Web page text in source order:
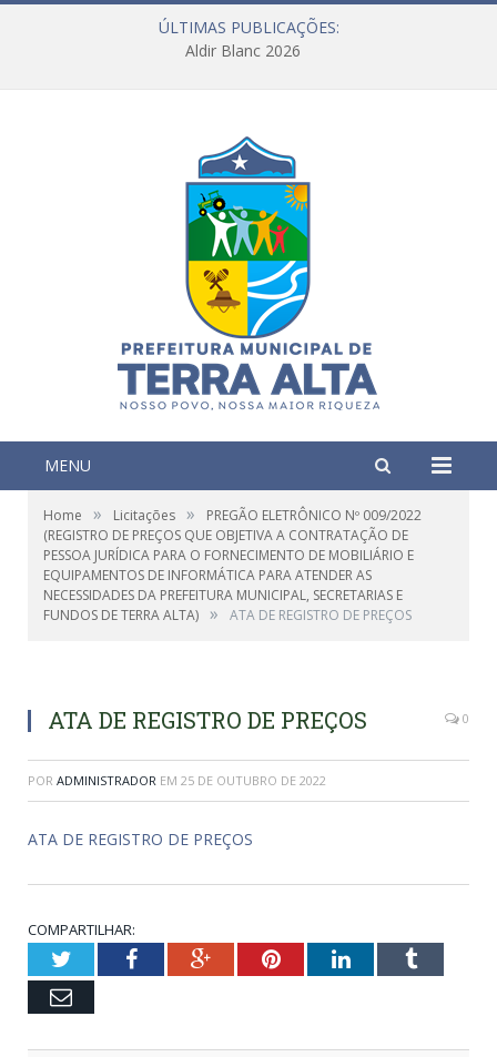
ÚLTIMAS PUBLICAÇÕES:
Aldir Blanc 2026
MENU
Home » Licitações »
PREGÃO ELETRÔNICO Nº 009/2022
(REGISTRO DE PREÇOS QUE OBJETIVA A CONTRATAÇÃO DE
PESSOA JURÍDICA PARA O FORNECIMENTO DE MOBILIÁRIO E
EQUIPAMENTOS DE INFORMÁTICA PARA ATENDER AS
NECESSIDADES DA PREFEITURA MUNICIPAL, SECRETARIAS E
FUNDOS DE TERRA ALTA) » ATA DE REGISTRO DE PREÇOS
ATA DE REGISTRO DE PREÇOS 0
POR ADMINISTRADOR EM 25 DE OUTUBRO DE 2022
ATA DE REGISTRO DE PREÇOS
COMPARTILHAR:
TwitterFacebookGoogle+PinterestLinkedInTumblr
Email